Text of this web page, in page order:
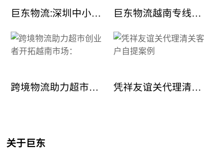
巨东物流:深圳中小电子企业800公斤配件出 巨东物流越南专线案例：320台电脑整机
跨境物流助力超市创业者开拓越南市场： 凭祥友谊关代理清关客户自提案例
关于巨东